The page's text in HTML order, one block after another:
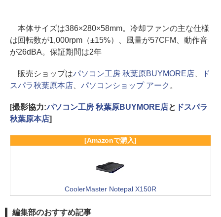
本体サイズは386×280×58mm。冷却ファンの主な仕様
は回転数が1,000rpm（±15%）、風量が57CFM、動作音
が26dBA。保証期間は2年
販売ショップはパソコン工房 秋葉原BUYMORE店、
ド
スパラ秋葉原本店、 パソコンショップ アーク 。
[撮影協力:パソコン工房 秋葉原BUYMORE店と ドスパラ
秋葉原本店]
[Amazonで購入]
CoolerMaster Notepal X150R
編集部のおすすめ記事